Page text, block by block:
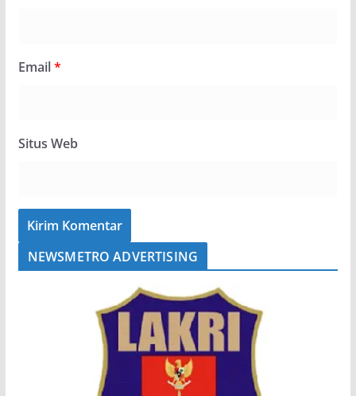
Email*
Situs Web
NEWSMETRO ADVERTISING